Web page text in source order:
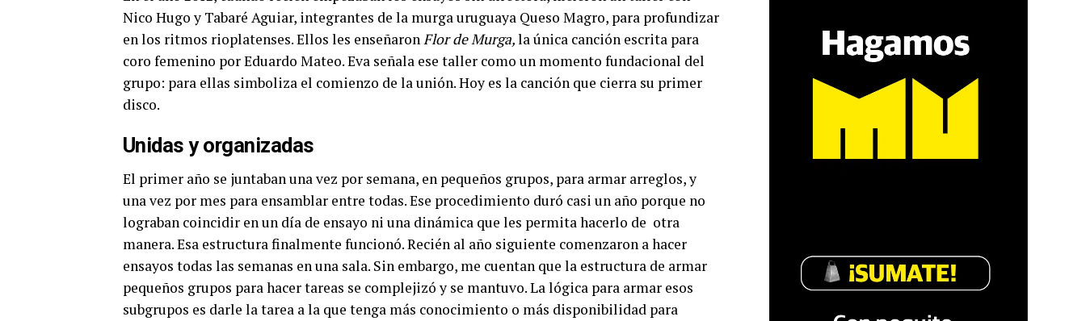
Nico Hugo y Tabaré Aguiar, integrantes de la murga uruguaya Queso Magro, para profundizar
en los ritmos rioplatenses. Ellos les enseñaronFlor de Murga,la única canción escrita para
coro femenino por Eduardo Mateo. Eva señala ese taller como un momento fundacional del
grupo: para ellas simboliza el comienzo de la unión. Hoy es la canción que cierra su primer
disco.
Unidas y organizadas
El primer año se juntaban una vez por semana, en pequeños grupos, para armar arreglos, y
una vez por mes para ensamblar entre todas. Ese procedimiento duró casi un año porque no
lograban coincidir en un día de ensayo ni una dinámica que les permita hacerlo de otra
manera. Esa estructura finalmente funcionó. Recién al año siguiente comenzaron a hacer
ensayos todas las semanas en una sala. Sin embargo, me cuentan que la estructura de armar
pequeños grupos para hacer tareas se complejizó y se mantuvo. La lógica para armar esos
subgrupos es darle la tarea a la que tenga más conocimiento o más disponibilidad para